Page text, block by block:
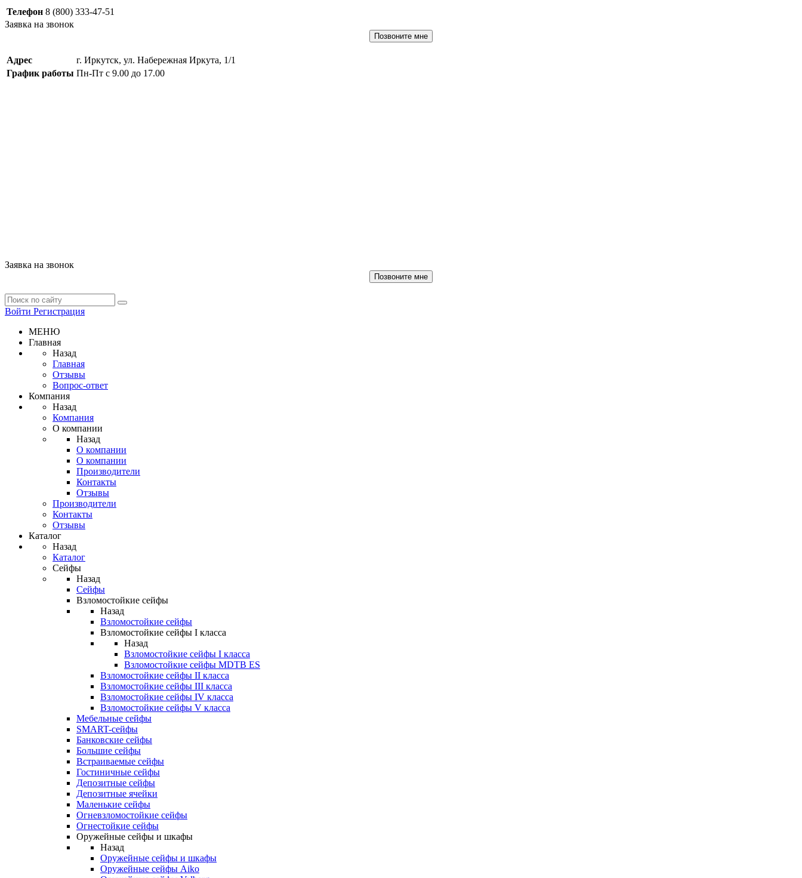
Телефон 8 (800) 333-47-51
Заявка на звонок
Позвоните мне
Адрес
г. Иркутск, ул. Набережная Иркута, 1/1
График работы Пн-Пт с 9.00 до 17.00
Заявка на звонок
Позвоните мне
Войти Регистрация
МЕНЮ
Главная
Назад
Главная
Отзывы
Вопрос-ответ
Компания
Назад
Компания
О компании
Назад
О компании
О компании
Производители
Контакты
Отзывы
Производители
Контакты
Отзывы
Каталог
Назад
Каталог
Сейфы
Назад
Сейфы
Взломостойкие сейфы
Назад
Взломостойкие сейфы
Взломостойкие сейфы I класса
Назад
Взломостойкие сейфы I класса
Взломостойкие сейфы MDTB ES
Взломостойкие сейфы II класса
Взломостойкие сейфы III класса
Взломостойкие сейфы IV класса
Взломостойкие сейфы V класса
Мебельные сейфы
SMART-сейфы
Банковские сейфы
Большие сейфы
Встраиваемые сейфы
Гостиничные сейфы
Депозитные сейфы
Депозитные ячейки
Маленькие сейфы
Огневзломостойкие сейфы
Огнестойкие сейфы
Оружейные сейфы и шкафы
Назад
Оружейные сейфы и шкафы
Оружейные сейфы Aiko